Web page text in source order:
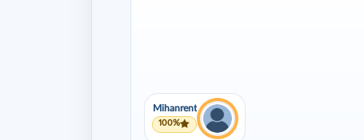
Mihanrent
100%